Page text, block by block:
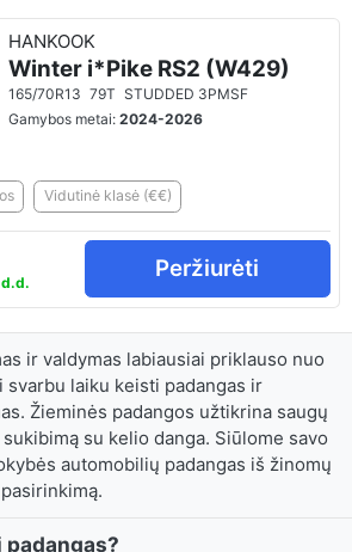
HANKOOK
Winter i*Pike RS2 (W429)
165/70R13 79T STUDDED 3PMSF
Gamybos metai:2024-2026
Vidutinė klasė (€€)
Peržiurėti
ir valdymas labiausiai priklauso nuo
svarbu laiku keisti padangas ir
Žieminės padangos užtikrina saugų
su kelio danga. Siūlome savo
automobilių padangas iš žinomų
padangas?